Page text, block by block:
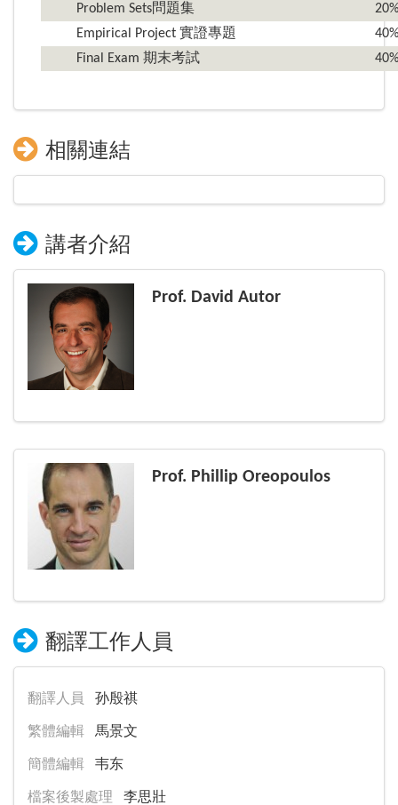
Problem Sets問題集
20%
Empirical Project 實證專題
40%
Final Exam 期末考試
40%
相關連結
講者介紹
Prof. David Autor
Prof. Phillip Oreopoulos
翻譯工作人員
翻譯人員 孙殷祺
繁體編輯 馬景文
簡體編輯 韦东
檔案後製處理 李思壯